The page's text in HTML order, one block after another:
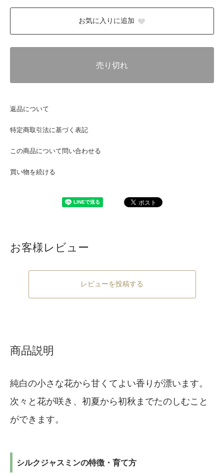
お気に入りに追加
売り切れ
返品について
特定商取引法に基づく表記
この商品について問い合わせる
買い物を続ける
お客様レビュー
レビューを投稿する
商品説明
純白の小さな花から甘くてよい香りが漂います。
次々と花が咲き、初夏から初秋までたのしむこと
ができます。
シルクジャスミンの特徴・育て方